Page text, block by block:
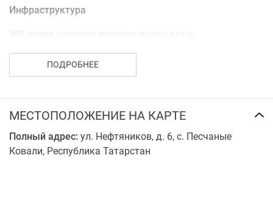
Инфраструктура
ЖК имеет игровую детскую площадку и
парковочнами местами. В шаговой доступности
располагается поликлиника, школа, детский сад, банк,
ПОДРОБНЕЕ
МЕСТОПОЛОЖЕНИЕ НА КАРТЕ
Полный адрес: ул. Нефтяников, д. 6, с. Песчаные
Ковали, Республика Татарстан